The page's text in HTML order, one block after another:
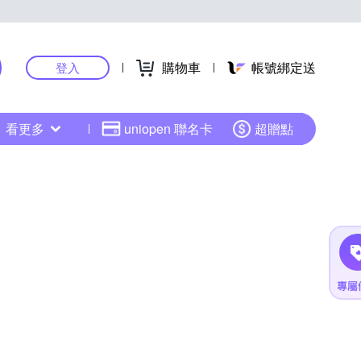
登入 購物車 帳號綁定送
看更多 uniopen 聯名卡 超贈點